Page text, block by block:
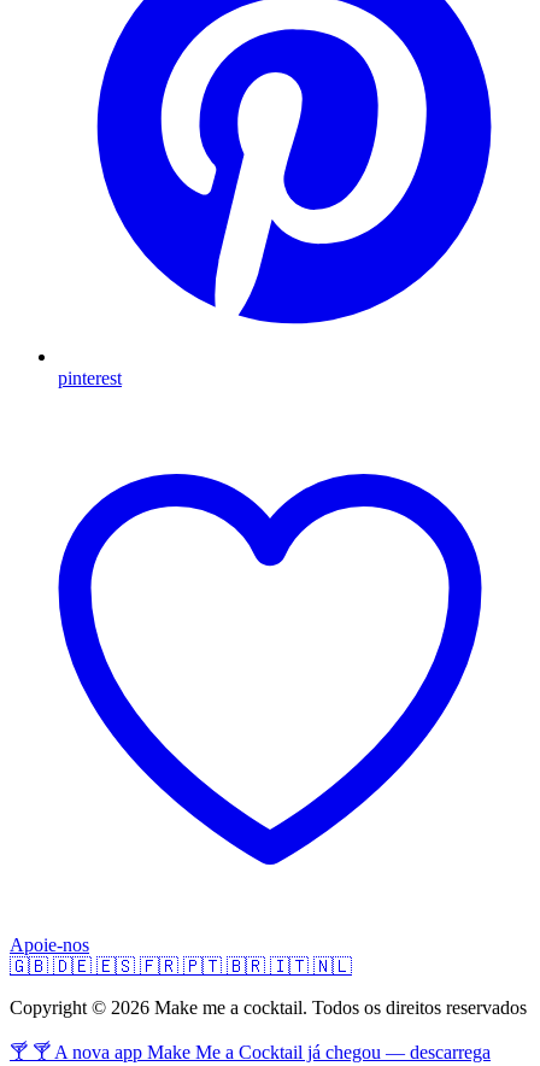
pinterest
Apoie-nos
🇬🇧 🇩🇪 🇪🇸 🇫🇷 🇵🇹 🇧🇷 🇮🇹 🇳🇱
Copyright © 2026 Make me a cocktail. Todos os direitos reservados
🍸 🍸 A nova app Make Me a Cocktail já chegou — descarrega